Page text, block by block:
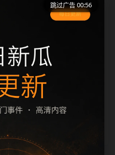
、图片和站内推荐。用户进
和主题一致性，避免无关关
同步发布完全相同的标题。
均围绕主关键词、栏目
索引擎理解页面主题。后续
本地化、坏图默认图兜底、
跳过广告 00:56